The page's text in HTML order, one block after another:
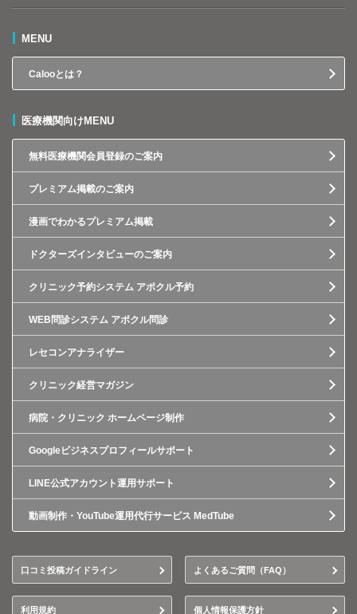
MENU
Calooとは？
医療機関向けMENU
無料医療機関会員登録のご案内
プレミアム掲載のご案内
漫画でわかるプレミアム掲載
ドクターズインタビューのご案内
クリニック予約システム アポクル予約
WEB問診システム アポクル問診
レセコンアナライザー
クリニック経営マガジン
病院・クリニック ホームページ制作
Googleビジネスプロフィールサポート
LINE公式アカウント運用サポート
動画制作・YouTube運用代行サービス MedTube
口コミ投稿ガイドライン よくあるご質問（FAQ）
利用規約 個人情報保護方針